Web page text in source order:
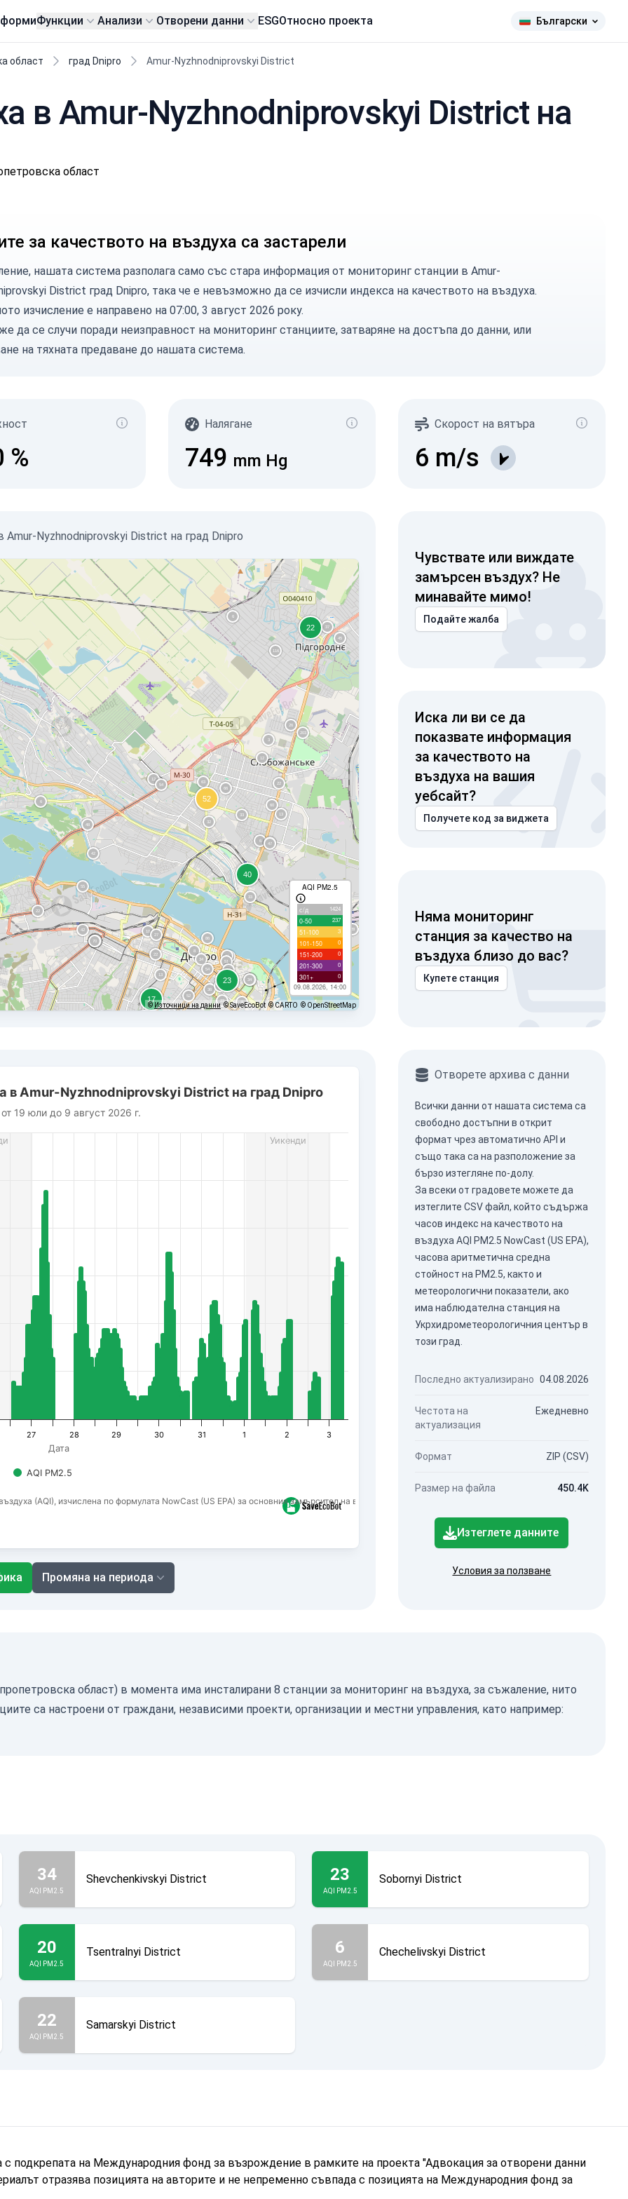
Функции Анализи Отворени данни ESGОтносно проекта Български
област град Dnipro Amur-Nyzhnodniprovskyi District
в Amur-Nyzhnodniprovskyi District на
област
за качеството на въздуха са застарели
нашата система разполага само със стара информация от мониторинг станции в Amur-
District град Dnipro, така че е невъзможно да се изчисли индекса на качеството на въздуха.
изчисление е направено на 07:00, 3 август 2026 року.
да се случи поради неизправност на мониторинг станциите, затваряне на достъпа до данни, или
на тяхната предаване до нашата система.
%
Налягане
749 mm Hg
Скорост на вятъра
6 m/s
Nyzhnodniprovskyi District на град Dnipro
AQI PM2.5
с/д 1424
0-50 237
51-100 3
101-150 0
151-200 0
201-300 0
301+ 0
09.08.2026, 14:00
© Източници на данни © SaveEcoBot © CARTO © OpenStreetMap
Чувствате или виждате
замърсен въздух? Не
минавайте мимо!
Подайте жалба
Иска ли ви се да
показвате информация
за качеството на
въздуха на вашия
уебсайт?
Получете код за виджета
Няма мониторинг
станция за качество на
въздуха близо до вас?
Купете станция
from 3 to 48.
(AQI), изчислена по формулата NowCast (US EPA) за основния замърсител на въздуха - фин прах с дроб PM2.5.
Уикенди
Дата
в Amur-Nyzhnodniprovskyi District на град Dnipro
19 юли до 9 август 2026 г.
AQI PM2.5
27 28 29 30 31 1 2 3
Промяна на периода
Отворете архива с данни
Всички данни от нашата система са
свободно достъпни в открит
формат чрез автоматично API и
също така са на разположение за
бързо изтегляне по-долу.
За всеки от градовете можете да
изтеглите CSV файл, който съдържа
часов индекс на качеството на
въздуха AQI PM2.5 NowCast (US EPA),
часова аритметична средна
стойност на PM2.5, както и
метеорологични показатели, ако
има наблюдателна станция на
Укрхидрометеорологичния център в
този град.
Последно актуализирано 04.08.2026
Честота на
актуализация
Ежедневно
Формат ZIP (CSV)
Размер на файла 450.4K
Изтеглете данните
Условия за ползване
област) в момента има инсталирани 8 станции за мониторинг на въздуха, за съжаление, нито
са настроени от граждани, независими проекти, организации и местни управления, като например:
34
AQI PM2.5
Shevchenkivskyi District 23
AQI PM2.5
Sobornyi District
20
AQI PM2.5
Tsentralnyi District 6
AQI PM2.5
Chechelivskyi District
22
AQI PM2.5
Samarskyi District
с подкрепата на Международния фонд за възрождение в рамките на проекта "Адвокация за отворени данни
отразява позицията на авторите и не непременно съвпада с позицията на Международния фонд за